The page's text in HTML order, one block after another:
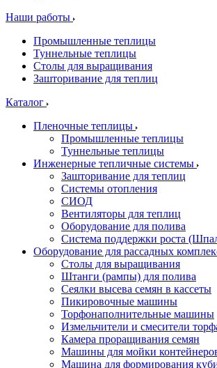
Наши работы
Промышленные теплицы
Туннельные теплицы
Столы для выращивания
Зашторивание для теплиц
Каталог
Пленочные теплицы
Промышленные теплицы
Туннельные теплицы
Инженерные тепличные системы
Зашторивание для теплиц
Системы отопления
СИОД
Вентиляторы для теплиц
Оборудование для полива
Система поддержки роста
Оборудование для рассадных
Столы для выращивания
Штанги (рампы) для полива
Сеялки высева семян в кассеты
Пикировочные машины
Торфонаполнительные машины
Измельчители и смесители
Камера проращивания семян
Машины для мойки
Машина для формирования